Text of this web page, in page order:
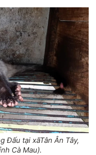
Đấu tại xãTân Ân Tây,
Cà Mau).